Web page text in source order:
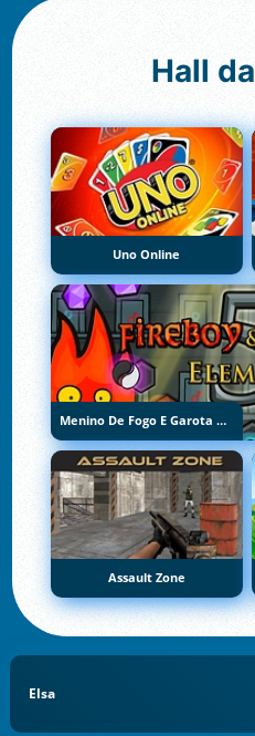
Hall da
Uno Online
Menino De Fogo E Garota De Água 5: Elementos
Assault Zone
Elsa